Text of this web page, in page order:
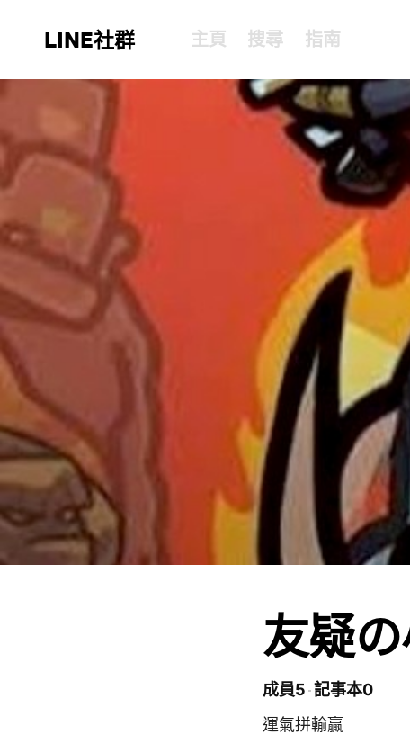
LINE社群 主頁 搜尋 指南
友疑
成員5 記事本0
運氣拼輸贏